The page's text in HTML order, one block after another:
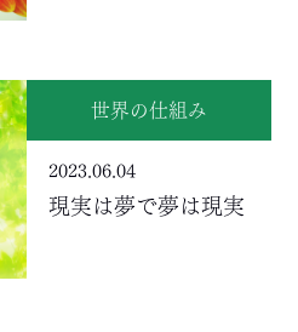
世界の仕組み
2023.06.04
現実は夢で夢は現実